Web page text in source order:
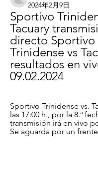
2024年2月9日
Sportivo
Tacuary
directo Sportivo
Trinidense vs
resultados en
09.02.2024
Sportivo Trinidense vs.
las 17:00 h., por la 8.ª
transmisión irá en vivo
Se aguarda por un frente